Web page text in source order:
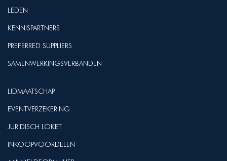
LEDEN
KENNISPARTNERS
PREFERRED SUPPLIERS
SAMENWERKINGSVERBANDEN
LIDMAATSCHAP
EVENTVERZEKERING
JURIDISCH LOKET
INKOOPVOORDELEN